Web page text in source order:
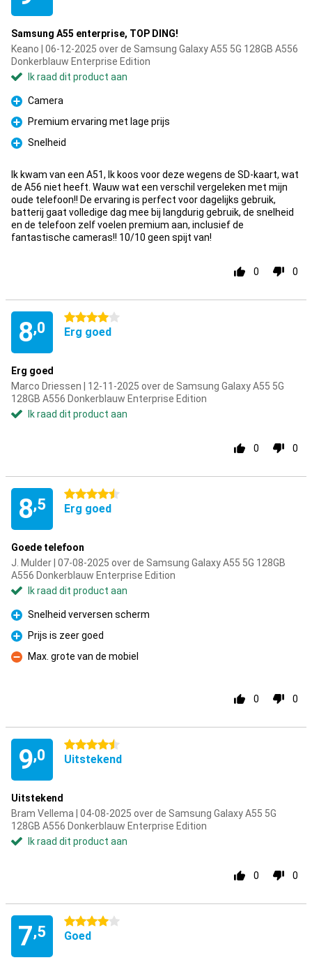
Samsung A55 enterprise, TOP DING!
Keano | 06-12-2025 over de Samsung Galaxy A55 5G 128GB A556
Donkerblauw Enterprise Edition
Ik raad dit product aan
Pluspunt
Camera
Pluspunt
Premium ervaring met lage prijs
Pluspunt
Snelheid
Ik kwam van een A51, Ik koos voor deze wegens de SD-kaart, wat
de A56 niet heeft. Wauw wat een verschil vergeleken met mijn
oude telefoon!! De ervaring is perfect voor dagelijks gebruik,
batterij gaat volledige dag mee bij langdurig gebruik, de snelheid
en de telefoon zelf voelen premium aan, inclusief de
fantastische cameras!! 10/10 geen spijt van!
0 0
8,0
4 sterren
Erg goed
Erg goed
Marco Driessen | 12-11-2025 over de Samsung Galaxy A55 5G
128GB A556 Donkerblauw Enterprise Edition
Ik raad dit product aan
0 0
8,5
4.5 sterren
Erg goed
Goede telefoon
J. Mulder | 07-08-2025 over de Samsung Galaxy A55 5G 128GB
A556 Donkerblauw Enterprise Edition
Ik raad dit product aan
Pluspunt
Snelheid verversen scherm
Pluspunt
Prijs is zeer goed
Minpunt
Max. grote van de mobiel
0 0
9,0
4.5 sterren
Uitstekend
Uitstekend
Bram Vellema | 04-08-2025 over de Samsung Galaxy A55 5G
128GB A556 Donkerblauw Enterprise Edition
Ik raad dit product aan
0 0
7,5
4 sterren
Goed